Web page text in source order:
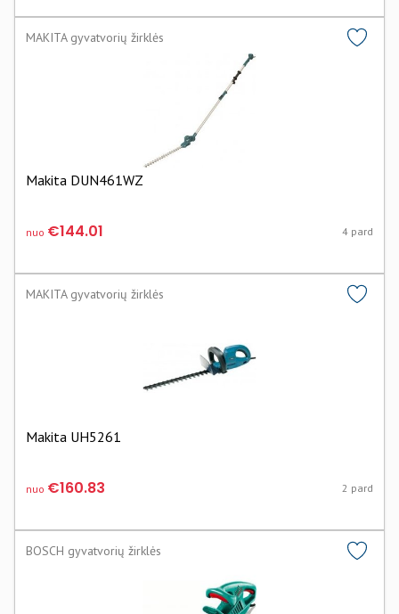
MAKITA gyvatvorių žirklės
Makita DUN461WZ
nuo €144.01 4 pard
MAKITA gyvatvorių žirklės
Makita UH5261
nuo €160.83 2 pard
BOSCH gyvatvorių žirklės